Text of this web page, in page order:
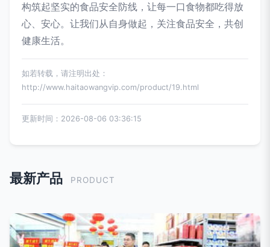
构筑起坚实的食品安全防线，让每一口食物都吃得放
心、安心。让我们从自身做起，关注食品安全，共创
健康生活。
如若转载，请注明出处：
http://www.haitaowangvip.com/product/19.html
更新时间：2026-08-06 03:36:15
最新产品 PRODUCT